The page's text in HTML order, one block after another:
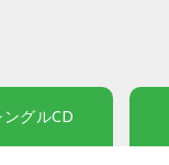
ングルCD